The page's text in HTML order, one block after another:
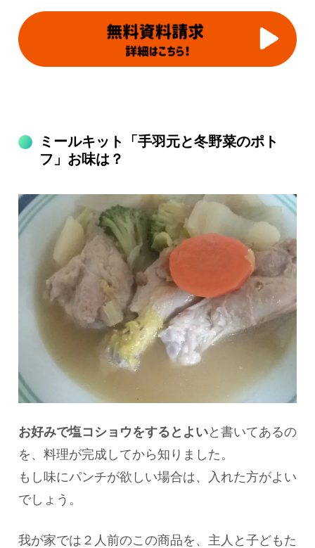
ミールキット「手羽元と冬野菜のポト
フ」お味は？
お好みで塩コショウをするとよいと書いてあるの
を、料理が完成してから知りました。
もし味にパンチが欲しい場合は、入れた方がよい
でしょう。
我が家では２人前のこの商品を、主人と子どもた